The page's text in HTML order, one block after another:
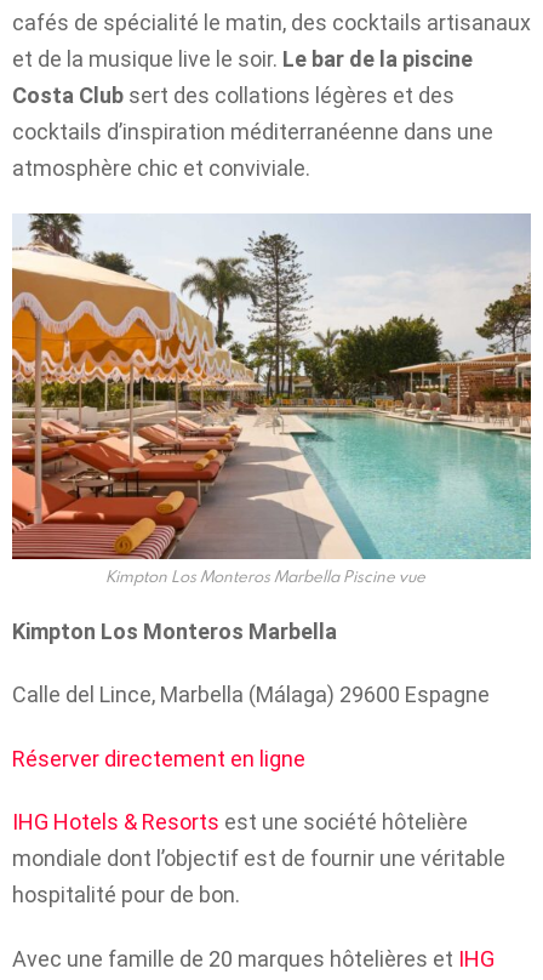
cafés de spécialité le matin, des cocktails artisanaux
et de la musique live le soir. Le bar de la piscine
Costa Club sert des collations légères et des
cocktails d’inspiration méditerranéenne dans une
atmosphère chic et conviviale.
Kimpton Los Monteros Marbella Piscine vue
Kimpton Los Monteros Marbella
Calle del Lince, Marbella (Málaga) 29600 Espagne
Réserver directement en ligne
IHG Hotels & Resorts est une société hôtelière
mondiale dont l’objectif est de fournir une véritable
hospitalité pour de bon.
Avec une famille de 20 marques hôtelières et IHG